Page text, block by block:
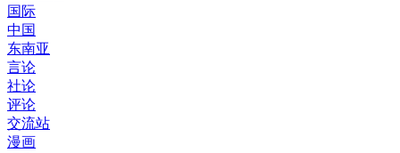
国际
中国
东南亚
言论
社论
评论
交流站
漫画